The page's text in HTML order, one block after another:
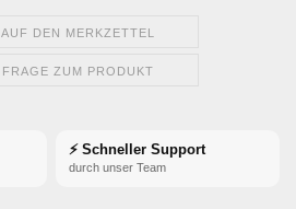
AUF DEN MERKZETTEL
FRAGE ZUM PRODUKT
⚡ Schneller Support
durch unser Team